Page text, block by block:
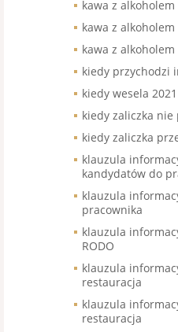
kawa z alkoholem
kawa z alkoholem
kawa z
kiedy przychodzi
kiedy wesela 2021
kiedy zaliczka
kiedy zaliczka
klauzula
kandydatów do
klauzula
pracownika
klauzula
RODO
klauzula
restauracja
klauzula
restauracja